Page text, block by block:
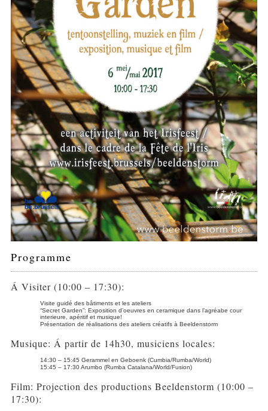
Programme
Á Visiter (10:00 – 17:30):
Visite guidé des bâtiments et les ateliers
“Secret Garden”: Exposition d’oeuvres en ceramique dans l’agréabe cour
interieure, apéritif et musique!
Présentation de réalisations des ateliers créatifs à Beeldenstorm
Musique: Á partir de 14h30, musiciens locales:
14:30 – 15:45 Gerammel en Geboenk (Cumbia/Rumba/World)
15:45 – 17:30 Arumbo (Rumba Catalana/World/Fusion)
Film: Projection des productions Beeldenstorm (10:00 –
17:30):